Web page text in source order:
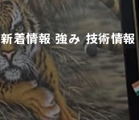
新着情報 強み 技術情報